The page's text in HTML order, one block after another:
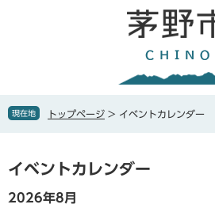
で
ば
文
へ
現在地 トップページ > イベントカレンダー
文
イベントカレンダー
2026年8月